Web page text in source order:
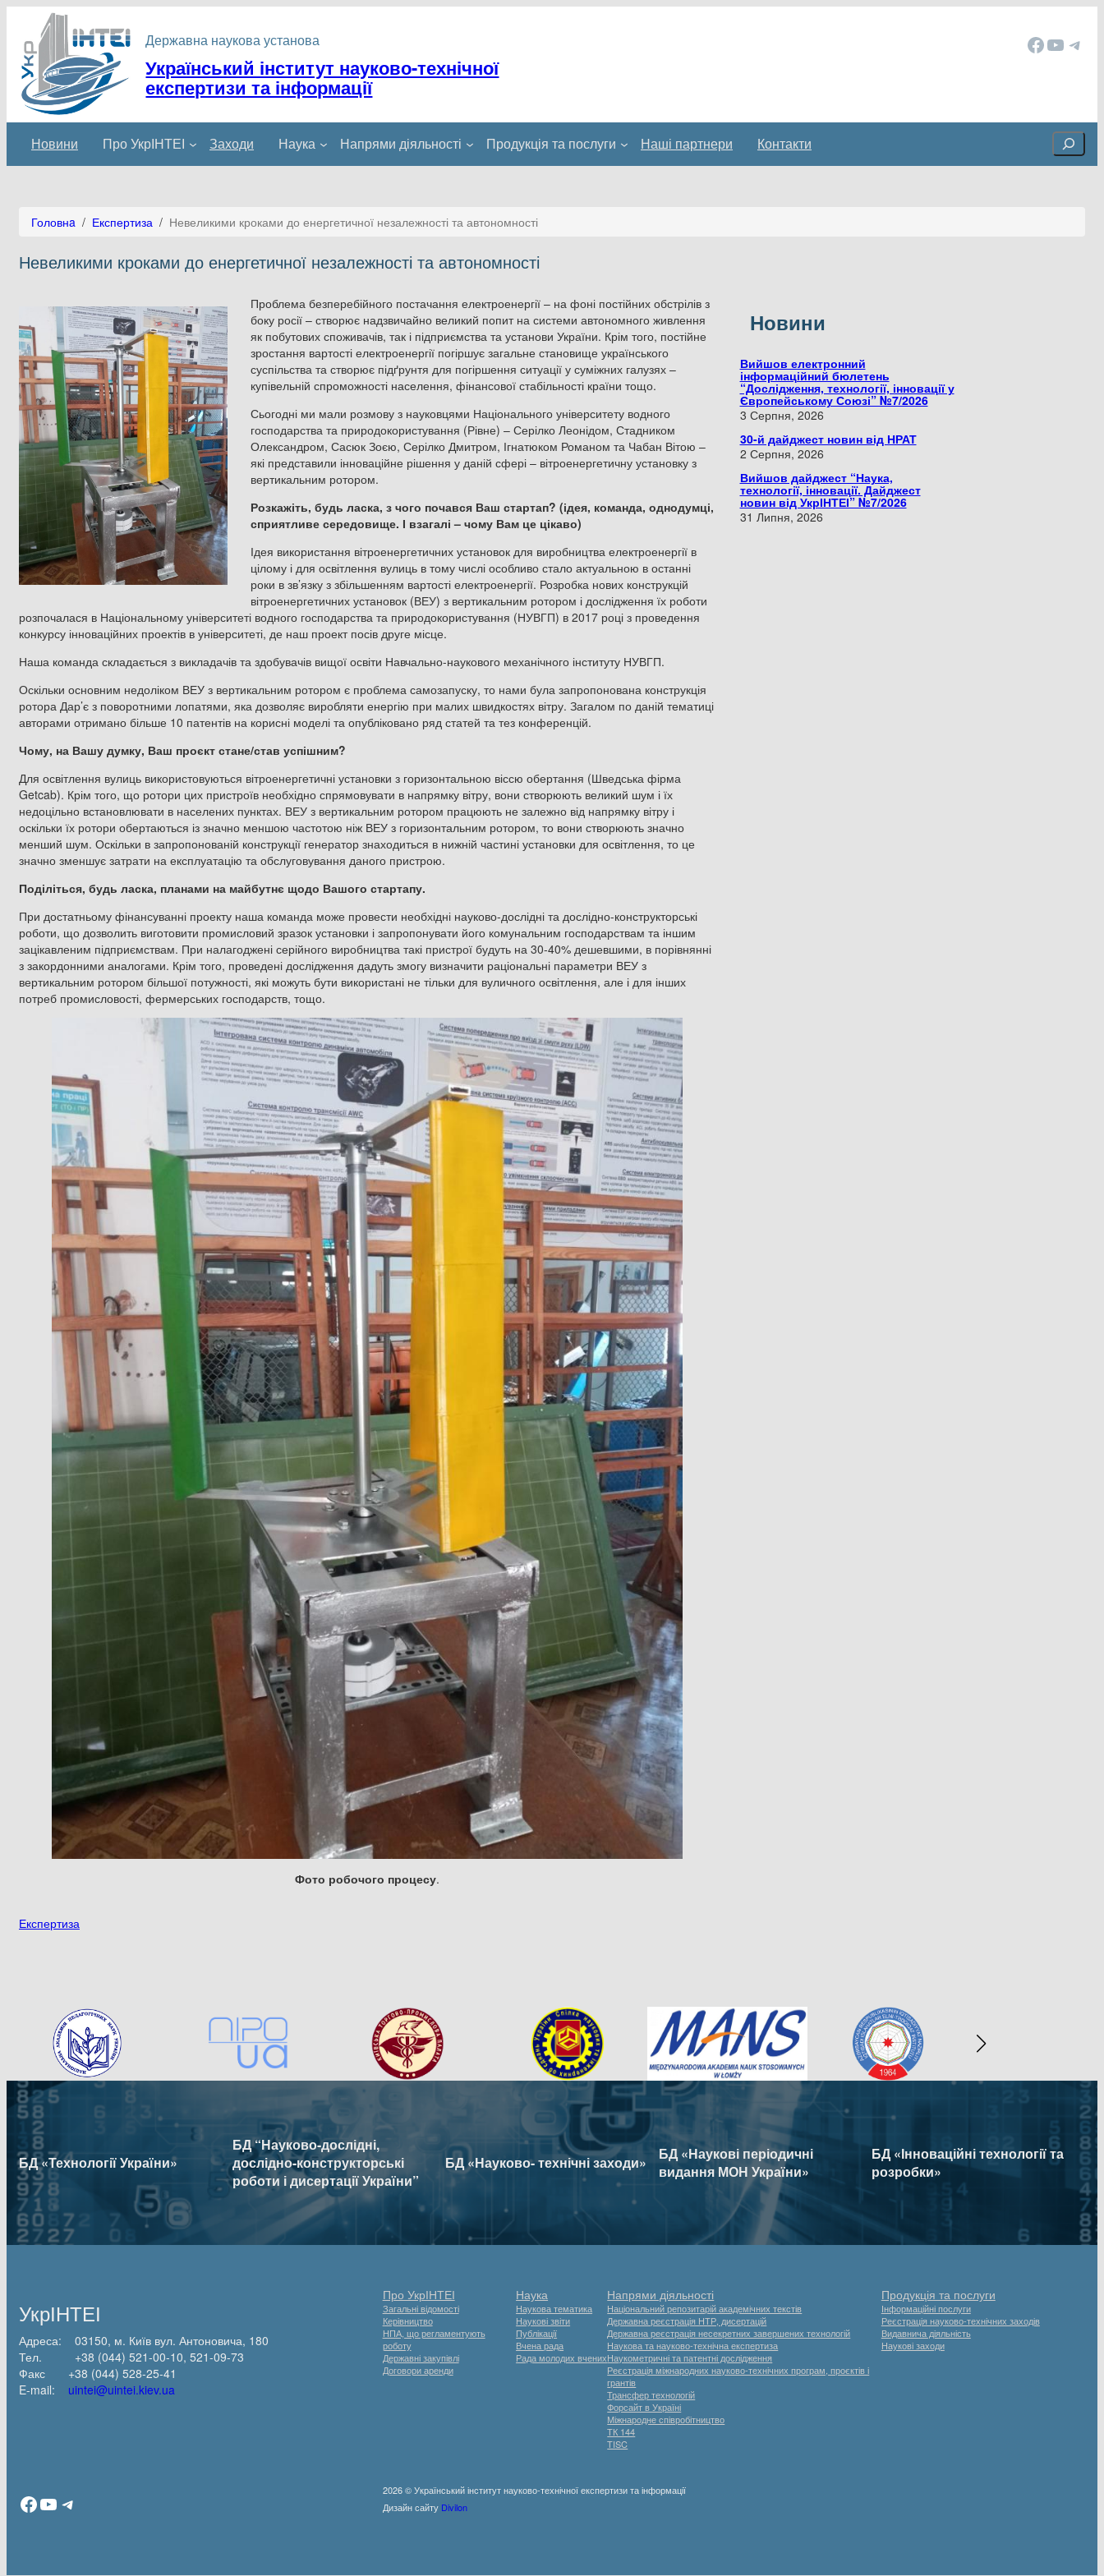
Перейти
вмісту
Державна наукова установа
Український інститут науково-технічної
експертизи та інформації
Facebook YouTube Telegram
Новини Про УкрІНТЕІ Заходи Наука Напрями діяльності Продукція та послуги Наші партнери Контакти Cerca
Головнa / Експертиза / Невеликими кроками до енергетичної незалежності та автономності
Невеликими кроками до енергетичної незалежності та автономності
Проблема безперебійного постачання електроенергії – на фоні постійних обстрілів з
боку росії – створює надзвичайно великий попит на системи автономного живлення
як побутових споживачів, так і підприємства та установи України. Крім того, постійне
зростання вартості електроенергії погіршує загальне становище українського
суспільства та створює підґрунтя для погіршення ситуації у суміжних галузях –
купівельній спроможності населення, фінансової стабільності країни тощо.
Сьогодні ми мали розмову з науковцями Національного університету водного
господарства та природокористування (Рівне) – Серілко Леонідом, Стадником
Олександром, Сасюк Зоєю, Серілко Дмитром, Ігнатюком Романом та Чабан Вітою –
які представили інноваційне рішення у даній сфері – вітроенергетичну установку з
вертикальним ротором.
Розкажіть, будь ласка, з чого почався Ваш стартап? (ідея, команда, однодумці,
сприятливе середовище. І взагалі – чому Вам це цікаво)
Ідея використання вітроенергетичних установок для виробництва електроенергії в
цілому і для освітлення вулиць в тому числі особливо стало актуальною в останні
роки в зв’язку з збільшенням вартості електроенергії. Розробка нових конструкцій
вітроенергетичних установок (ВЕУ) з вертикальним ротором і дослідження їх роботи
розпочалася в Національному університеті водного господарства та природокористування (НУВГП) в 2017 році з проведення
конкурсу інноваційних проектів в університеті, де наш проект посів друге місце.
Наша команда складається з викладачів та здобувачів вищої освіти Навчально-наукового механічного інституту НУВГП.
Оскільки основним недоліком ВЕУ з вертикальним ротором є проблема самозапуску, то нами була запропонована конструкція
ротора Дар’є з поворотними лопатями, яка дозволяє виробляти енергію при малих швидкостях вітру. Загалом по даній тематиці
авторами отримано більше 10 патентів на корисні моделі та опубліковано ряд статей та тез конференцій.
Чому, на Вашу думку, Ваш проєкт стане/став успішним?
Для освітлення вулиць використовуються вітроенергетичні установки з горизонтальною віссю обертання (Шведська фірма
Getcab). Крім того, що ротори цих пристроїв необхідно спрямовувати в напрямку вітру, вони створюють великий шум і їх
недоцільно встановлювати в населених пунктах. ВЕУ з вертикальним ротором працюють не залежно від напрямку вітру і
оскільки їх ротори обертаються із значно меншою частотою ніж ВЕУ з горизонтальним ротором, то вони створюють значно
менший шум. Оскільки в запропонованій конструкції генератор знаходиться в нижній частині установки для освітлення, то це
значно зменшує затрати на експлуатацію та обслуговування даного пристрою.
Поділіться, будь ласка, планами на майбутнє щодо Вашого стартапу.
При достатньому фінансуванні проекту наша команда може провести необхідні науково-дослідні та дослідно-конструкторські
роботи, що дозволить виготовити промисловий зразок установки і запропонувати його комунальним господарствам та іншим
зацікавленим підприємствам. При налагоджені серійного виробництва такі пристрої будуть на 30-40% дешевшими, в порівнянні
з закордонними аналогами. Крім того, проведені дослідження дадуть змогу визначити раціональні параметри ВЕУ з
вертикальним ротором більшої потужності, які можуть бути використані не тільки для вуличного освітлення, але і для інших
потреб промисловості, фермерських господарств, тощо.
Фото робочого процесу.
Експертиза
Новини
Вийшов електронний
інформаційний бюлетень
“Дослідження, технології, інновації у
Європейському Союзі” №7/2026
3 Серпня, 2026
30-й дайджест новин від НРАТ
2 Серпня, 2026
Вийшов дайджест “Наука,
технології, інновації. Дайджест
новин від УкрІНТЕІ” №7/2026
31 Липня, 2026
БД «Технології України»
БД “Науково-дослідні,
дослідно-конструкторські
роботи і дисертації України”
БД «Науково- технічні заходи»
БД «Наукові періодичні
видання МОН України»
БД «Інноваційні технології та
розробки»
УкрІНТЕІ
Адреса: 03150, м. Київ вул. Антоновича, 180
Тел. +38 (044) 521-00-10, 521-09-73
Факс +38 (044) 528-25-41
E-mail: uintei@uintei.kiev.ua
Про УкрІНТЕІ
Загальні відомості
Керівництво
НПА, що регламентують
роботу
Державні закупівлі
Договори аренди
Наука
Наукова тематика
Наукові звіти
Публікації
Вчена рада
Рада молодих вчених
Напрями діяльності
Національний репозитарій академічних текстів
Державна реєстрація НТР, дисертацій
Державна реєстрація несекретних завершених технологій
Наукова та науково-технічна експертиза
Наукометричні та патентні дослідження
Реєстрація міжнародних науково-технічних програм, проєктів і
грантів
Трансфер технологій
Форсайт в Україні
Міжнародне співробітництво
ТК 144
TISC
Продукція та послуги
Інформаційні послуги
Реєстрація науково-технічних заходів
Видавнича діяльність
Наукові заходи
Facebook YouTube Telegram
2026 © Український інститут науково-технічної експертизи та інформації
Дизайн сайту Divilon